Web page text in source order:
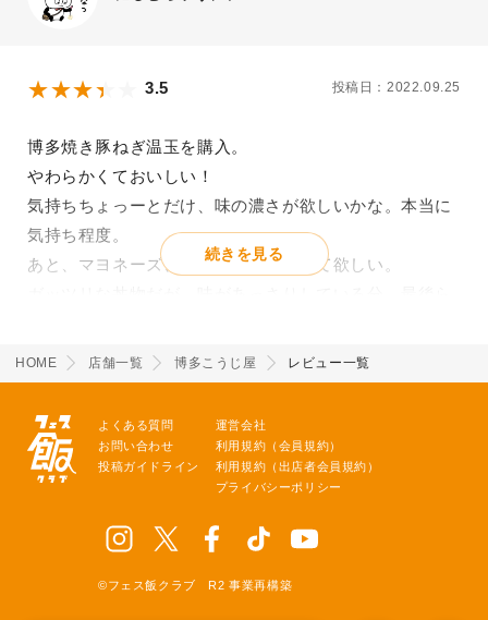
3.5 投稿日：2022.09.25
博多焼き豚ねぎ温玉を購入。
やわらかくておいしい！
気持ちちょっーとだけ、味の濃さが欲しいかな。本当に
気持ち程度。
あと、マヨネーズ、もうちょっとかけて欲しい。
七味、一味とかあってもいいかも！
辛味系の調味料と合いそう！
続きを見る
HOME 店舗一覧 博多こうじ屋 レビュー一覧
よくある質問
お問い合わせ
投稿ガイドライン
運営会社
利用規約（会員規約）
利用規約（出店者会員規約）
プライバシーポリシー
©フェス飯クラブ R2 事業再構築